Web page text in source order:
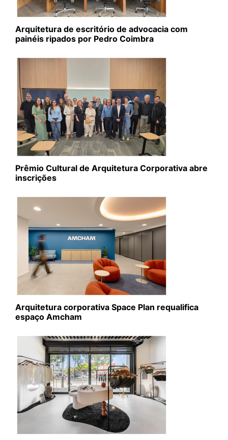
Arquitetura de escritório de advocacia com
painéis ripados por Pedro Coimbra
Prêmio Cultural de Arquitetura Corporativa abre
inscrições
Arquitetura corporativa Space Plan requalifica
espaço Amcham